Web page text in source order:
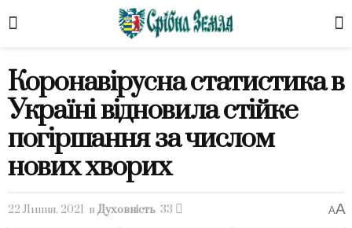
Коронавірусна статистика в
Україні відновила стійке
погіршання за числом
нових хворих
22 Липня, 2021 в Духовність 33 AA